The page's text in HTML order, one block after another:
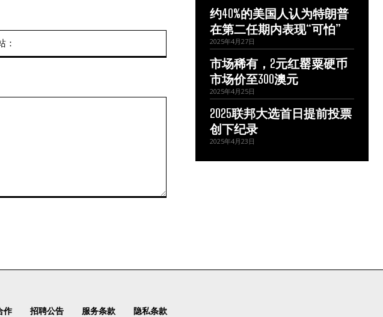
约40%的美国人认为特朗普
在第二任期内表现“可怕”
2025年4月27日
市场稀有，2元红罂粟硬币
市场价至300澳元
2025年4月25日
2025联邦大选首日提前投票
创下纪录
2025年4月23日
作 招聘公告 服务条款 隐私条款